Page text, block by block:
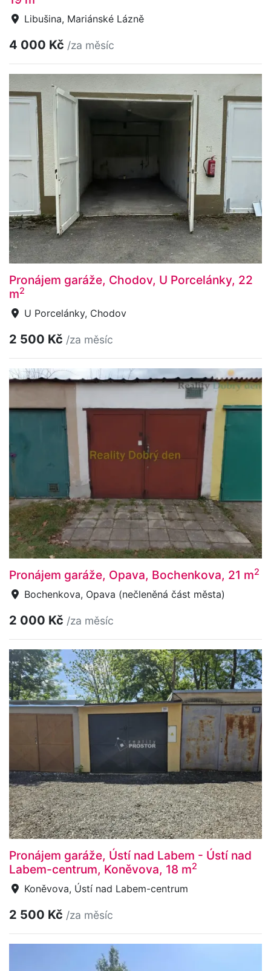
Libušina, Mariánské Lázně
4 000 Kč /za měsíc
Pronájem garáže, Chodov, U Porcelánky, 22
m2
U Porcelánky, Chodov
2 500 Kč /za měsíc
Pronájem garáže, Opava, Bochenkova, 21 m2
Bochenkova, Opava (nečleněná část města)
2 000 Kč /za měsíc
Pronájem garáže, Ústí nad Labem - Ústí nad
Labem-centrum, Koněvova, 18 m2
Koněvova, Ústí nad Labem-centrum
2 500 Kč /za měsíc